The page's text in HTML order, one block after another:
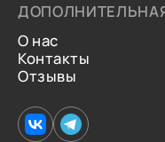
О нас
Контакты
Отзывы